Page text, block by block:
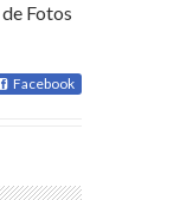
Fotos
Facebook